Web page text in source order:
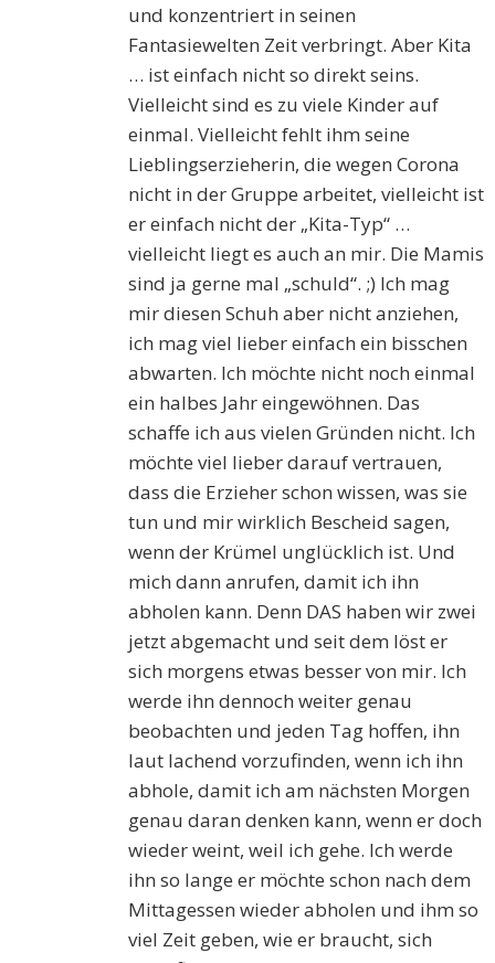
und konzentriert in seinen
Fantasiewelten Zeit verbringt. Aber Kita
… ist einfach nicht so direkt seins.
Vielleicht sind es zu viele Kinder auf
einmal. Vielleicht fehlt ihm seine
Lieblingserzieherin, die wegen Corona
nicht in der Gruppe arbeitet, vielleicht ist
er einfach nicht der „Kita-Typ“ …
vielleicht liegt es auch an mir. Die Mamis
sind ja gerne mal „schuld“. ;) Ich mag
mir diesen Schuh aber nicht anziehen,
ich mag viel lieber einfach ein bisschen
abwarten. Ich möchte nicht noch einmal
ein halbes Jahr eingewöhnen. Das
schaffe ich aus vielen Gründen nicht. Ich
möchte viel lieber darauf vertrauen,
dass die Erzieher schon wissen, was sie
tun und mir wirklich Bescheid sagen,
wenn der Krümel unglücklich ist. Und
mich dann anrufen, damit ich ihn
abholen kann. Denn DAS haben wir zwei
jetzt abgemacht und seit dem löst er
sich morgens etwas besser von mir. Ich
werde ihn dennoch weiter genau
beobachten und jeden Tag hoffen, ihn
laut lachend vorzufinden, wenn ich ihn
abhole, damit ich am nächsten Morgen
genau daran denken kann, wenn er doch
wieder weint, weil ich gehe. Ich werde
ihn so lange er möchte schon nach dem
Mittagessen wieder abholen und ihm so
viel Zeit geben, wie er braucht, sich